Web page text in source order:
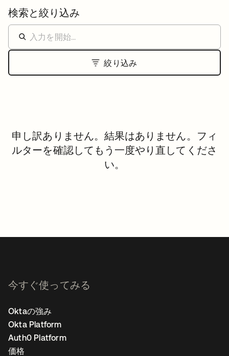
検索と絞り込み
絞り込み
申し訳ありません。結果はありません。フィ
ルターを確認してもう一度やり直してくださ
い。
今すぐ使ってみる
Oktaの強み
Okta Platform
Auth0 Platform
価格